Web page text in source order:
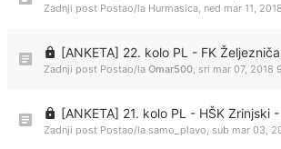
Zadnji post Postao/la Hurmasica, ned mar 11,
[ANKETA] 22. kolo PL - FK
Zadnji post Postao/la Omar500, sri mar 07, 2018
[ANKETA] 21. kolo PL - HŠK Zrinjski
Zadnji post Postao/la samo_plavo, sub mar 03,